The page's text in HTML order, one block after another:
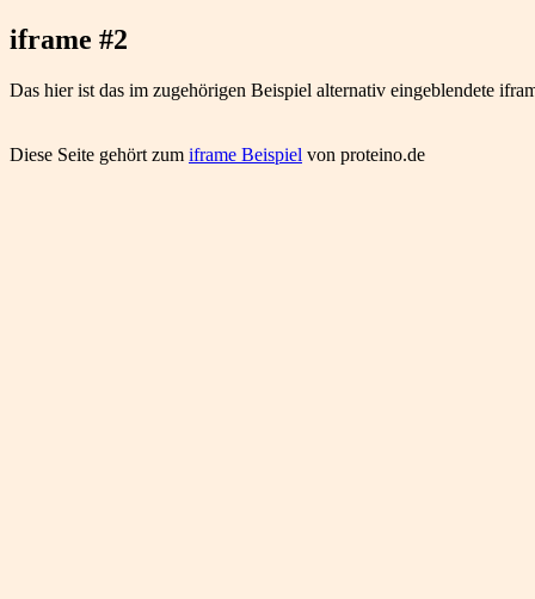
iframe #2
Das hier ist das im zugehörigen Beispiel alternativ eingeblendete
Diese Seite gehört zum iframe Beispiel von proteino.de